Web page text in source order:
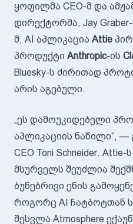
ყოფილმა CEO-მ და
დირექტორმა, Jay Graber-
მ, AI აპლიკაცია Attie
პროდუქტი Anthropic-ის
Bluesky-ს ძირითად
არის აგებული.
„ეს დამოუკიდებელი
აპლიკაციის ნაწილი“,
CEO Toni Schneider.
მსურველს შეუძლია
ბუნებრივი ენის
როგორც AI ჩატბოტთან
შესვლა Atmosphere